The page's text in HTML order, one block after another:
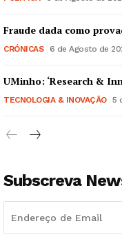
Fraude dada como
CRÓNICAS 6 de Agosto de
UMinho: ‘Research &
TECNOLOGIA & INOVAÇÃO 5
Subscreva